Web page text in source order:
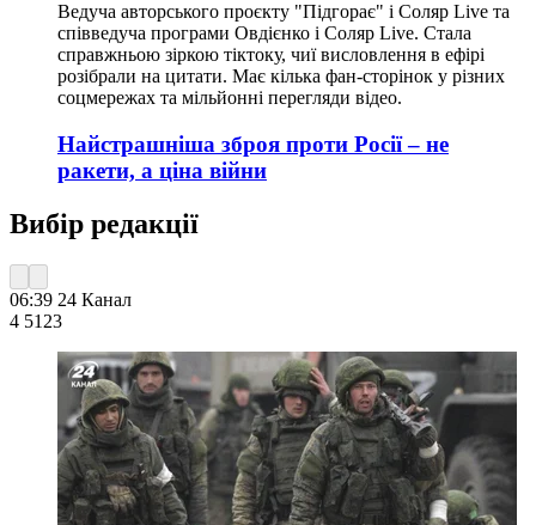
Ведуча авторського проєкту "Підгорає" і Соляр Live та
співведуча програми Овдієнко і Соляр Live. Стала
справжньою зіркою тіктоку, чиї висловлення в ефірі
розібрали на цитати. Має кілька фан-сторінок у різних
соцмережах та мільйонні перегляди відео.
Найстрашніша зброя проти Росії – не
ракети, а ціна війни
Вибір редакції
06:39 24 Канал
4 5123